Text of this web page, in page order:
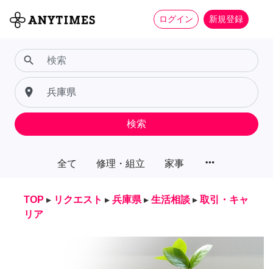
ログイン 新規登録
全て 修理・組立 家事 more_horiz
search
place
検索
TOP ▸ リクエスト ▸ 兵庫県 ▸ 生活相談 ▸ 取引・キャ
リア